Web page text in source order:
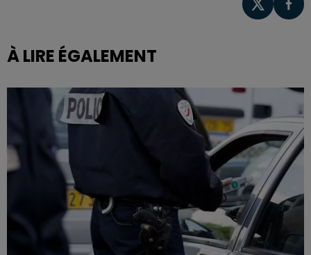
À LIRE ÉGALEMENT